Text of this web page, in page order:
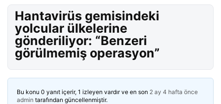
Hantavirüs gemisindeki
yolcular ülkelerine
gönderiliyor: “Benzeri
görülmemiş operasyon”
Bu konu 0 yanıt içerir, 1 izleyen vardır ve en son 2 ay 4 hafta önce
admin tarafından güncellenmiştir.